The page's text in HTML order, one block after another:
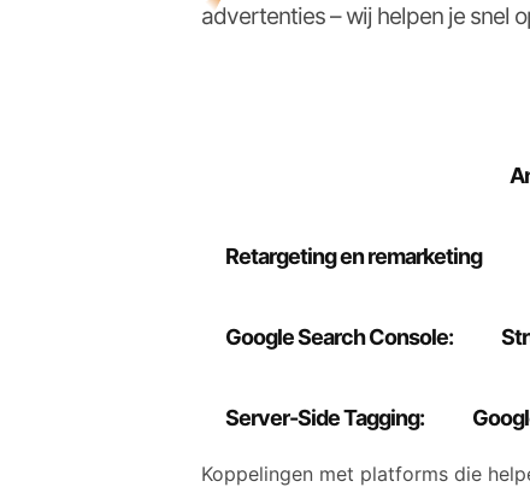
advertenties – wij helpen je snel
Retargeting en remarketing
Google Search Console:
Server-Side Tagging:
Koppelingen met platforms die